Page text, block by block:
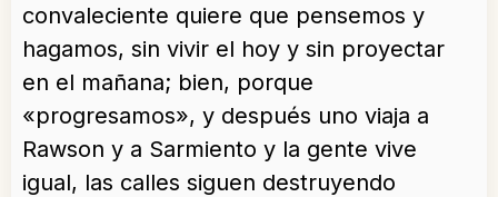
convaleciente quiere que pensemos y
hagamos, sin vivir el hoy y sin proyectar
en el mañana; bien, porque
«progresamos», y después uno viaja a
Rawson y a Sarmiento y la gente vive
igual, las calles siguen destruyendo